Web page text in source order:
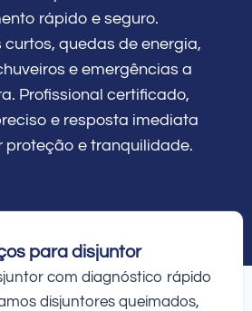
rápido e seguro.
curtos, quedas de energia,
e emergências a
Profissional certificado,
e resposta imediata
proteção e tranquilidade.
para disjuntor
com diagnóstico rápido
disjuntores queimados,